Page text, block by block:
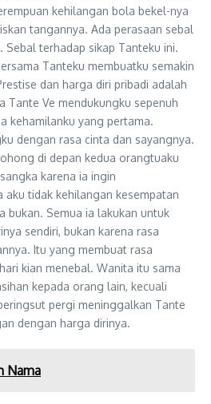
kehilangan bola bekel-nya
tangannya. Ada perasaan sebal
terhadap sikap Tanteku ini.
Tanteku membuatku semakin
dan harga diri pribadi adalah
Tante Ve mendukungku sepenuh
kehamilanku yang pertama.
dengan rasa cinta dan sayangnya.
di depan kedua orangtuaku
karena ia ingin
aku tidak kehilangan kesempatan
bukan. Semua ia lakukan untuk
sendiri, bukan karena rasa
Itu yang membuat rasa
kian menebal. Wanita itu sama
kepada orang lain, kecuali
pergi meninggalkan Tante
dengan harga dirinya.
Nama